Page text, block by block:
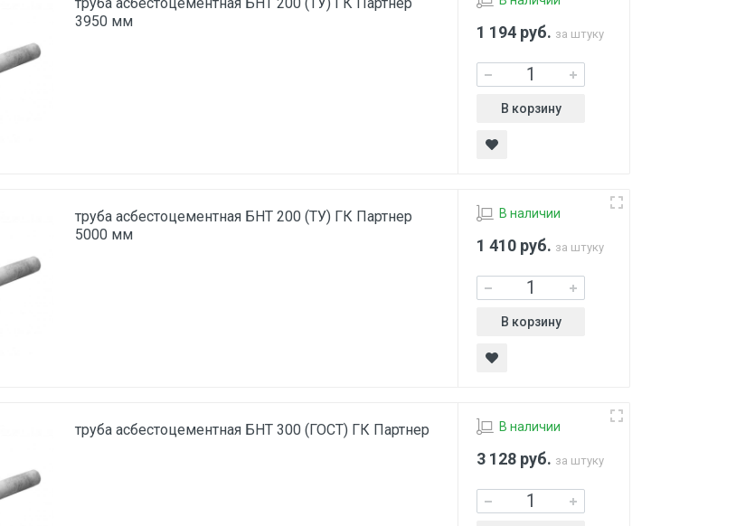
3950 мм
1 194 руб. за штуку
В корзину
труба асбестоцементная БНТ 200 (ТУ) ГК Партнер
5000 мм
В наличии
1 410 руб. за штуку
В корзину
труба асбестоцементная БНТ 300 (ГОСТ) ГК Партнер В наличии
3 128 руб. за штуку